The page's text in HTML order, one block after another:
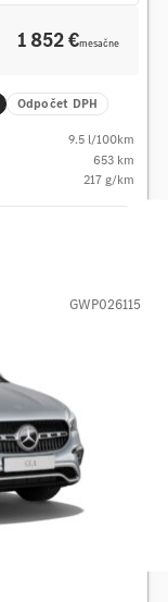
1 852 €mesačne
Odpočet DPH
9.5 l/100km
653 km
217g/km
GWP026115